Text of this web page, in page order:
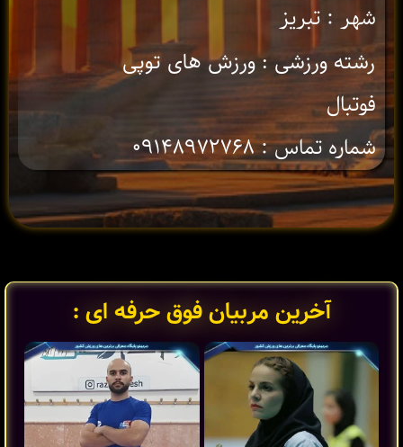
شهر : تبریز
رشته ورزشی : ورزش های توپی
فوتبال
شماره تماس : ۰۹۱۴۸۹۷۲۷۶۸
آخرین مربیان فوق حرفه ای :